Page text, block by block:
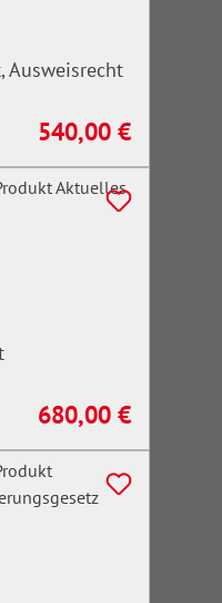
Ausweisrecht
Regulärer Preis:
540,00 €
Regulärer Preis:
680,00 €